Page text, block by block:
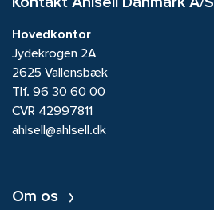
Kontakt Ahlsell Danmark A/S
Hovedkontor
Jydekrogen 2A
2625 Vallensbæk
Tlf. 96 30 60 00
CVR 42997811
ahlsell@ahlsell.dk
Om os